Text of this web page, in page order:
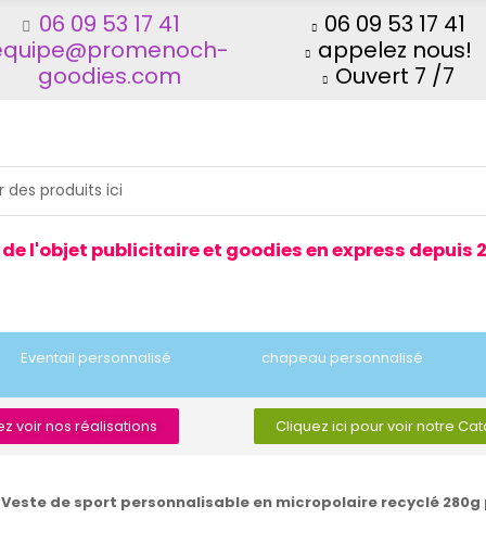
06 09 53 17 41
goodies.com
06 09 53 17 41
appelez nous!
Ouvert 7 /7
l'objet publicitaire et goodies en express depuis
Eventail personnalisé chapeau personnalisé
voir nos réalisations Cliquez ici pour voir notre
Veste de sport personnalisable en micropolaire recyclé 280g